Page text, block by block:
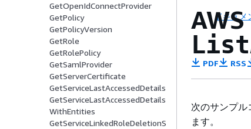
GetOpenIdConnectProvider
GetPolicy
GetPolicyVersion
GetRole
GetRolePolicy
GetSamlProvider
GetServerCertificate
GetServiceLastAccessedDetails
GetServiceLastAccessedDetails
WithEntities
GetServiceLinkedRoleDeletionS
ドキュメ
PDF RSS
次のサンプル
ます。